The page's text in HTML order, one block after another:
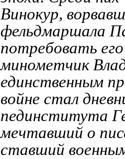
Винокур,
фельдмаршала
потребовать
минометчик
единственным
войне стал
пединститута
мечтавший о
ставший